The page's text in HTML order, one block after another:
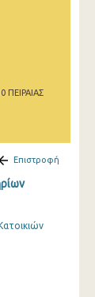
ΠΕΙΡΑΙΑΣ
Επιστροφή